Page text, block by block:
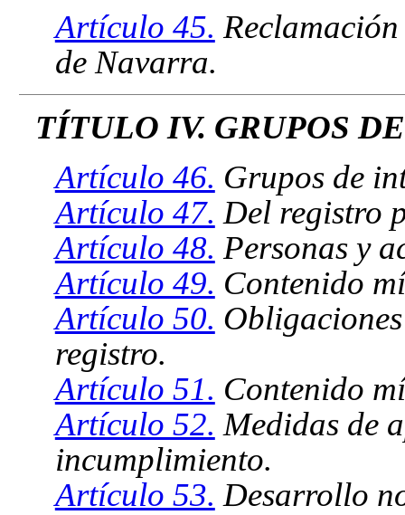
Artículo 45.
de Navarra.
TÍTULO IV. GRUPOS
Artículo 46. Grupos de
Artículo 47. Del registro
Artículo 48. Personas y
Artículo 49. Contenido
Artículo 50.
registro.
Artículo 51. Contenido
Artículo 52. Medidas de
incumplimiento.
Artículo 53. Desarrollo